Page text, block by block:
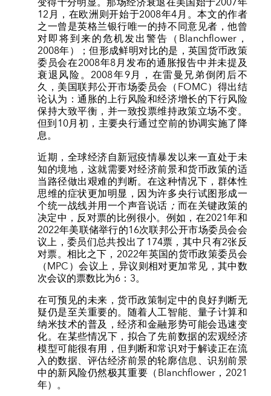
12月，在欧洲则开始于2008年4月。本文的作者
之一曾是英格兰银行唯一的持不同意见者，他曾
对即将到来的危机发出警告（Blanchflower，
2008年）；但形成鲜明对比的是，英国货币政策
委员会在2008年8月发布的通胀报告中并未提及
衰退风险。2008年9月，在雷曼兄弟倒闭后不
久，美国联邦公开市场委员会（FOMC）得出结
论认为：通胀的上行风险和经济增长的下行风险
保持大致平衡，并一致投票维持政策立场不变。
但到10月初，主要央行通过空前的协调实施了降
息。
近期，全球经济自新冠疫情暴发以来一直处于未
知的境地，这就需要对经济前景和货币政策的适
当路径做出艰难的判断。在这种情况下，群体性
思维的症状更加明显，因为许多央行试图形成一
个统一战线并用一个声音说话 ； 而在关键政策的
决定中，反对票的比例很小。例如，在2021年和
2022年美联储举行的16次联邦公开市场委员会会
议上，委员们总共投出了174票，其中只有2张反
对票。相比之下，2022年英国的货币政策委员会
（MPC）会议上，异议则相对更加常见，其中数
次会议的票数比为6：3。
在可预见的未来，货币政策制定中的良好判断无
疑仍是至关重要的。随着人工智能、量子计算和
纳米技术的普及，经济和金融形势可能会迅速变
化。在某些情况下，拟合了先前数据的宏观经济
模型可能很有用，但判断和常识对于解读正在流
入的数据、评估经济前景的轮廓信息、识别前景
中的新风险仍然极其重要（Blanchflower，2021
年）。